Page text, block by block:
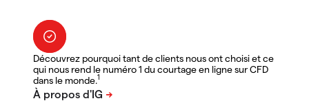
Découvrez pourquoi tant de clients nous ont choisi et ce
qui nous rend le numéro 1 du courtage en ligne sur CFD
dans le monde.1